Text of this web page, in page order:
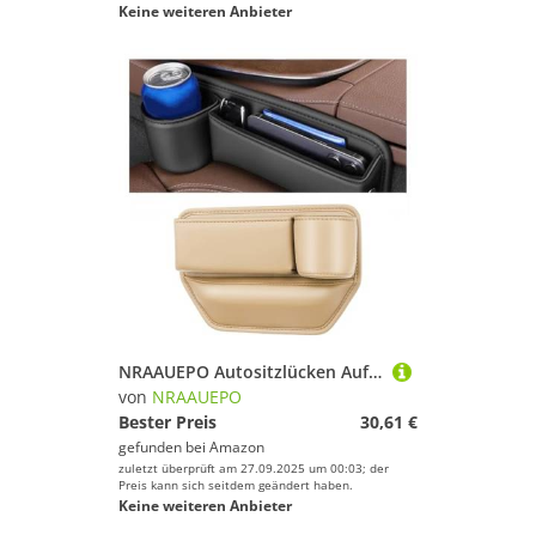
Keine weiteren Anbieter
NRAAUEPO Autositzlücken Aufbewahrungsbox für Honda Accord 1993-2002 Auto Leder Getränkehalter Lücke Tasche Sitze Lücke Füller Organizer Innen Zubehör
von NRAAUEPO
Bester Preis
30,61 €
gefunden bei Amazon
zuletzt überprüft am 27.09.2025 um 00:03; der
Preis kann sich seitdem geändert haben.
Keine weiteren Anbieter